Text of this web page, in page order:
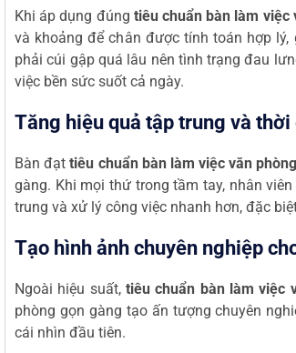
Khi áp dụng đúng tiêu chuẩn bàn làm việc
và khoảng để chân được tính toán hợp
phải cúi gập quá lâu nên tình trạng đau
việc bền sức suốt cả ngày.
Tăng hiệu quả tập trung và
Bàn đạttiêu chuẩn bàn làm việc văn phòng
gàng. Khi mọi thứ trong tầm tay, nhân
trung và xử lý công việc nhanh hơn, đặc
Tạo hình ảnh chuyên nghiệp
Ngoài hiệu suất, tiêu chuẩn bàn làm việc
phòng gọn gàng tạo ấn tượng chuyên
cái nhìn đầu tiên.